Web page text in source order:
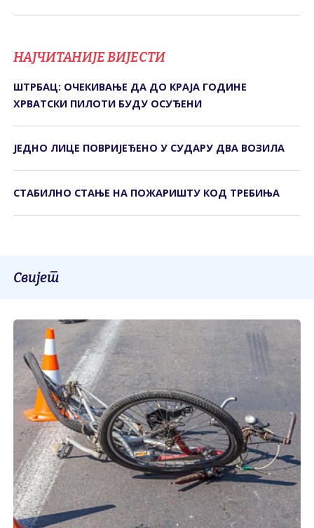
НАЈЧИТАНИЈЕ ВИЈЕСТИ
ШТРБАЦ: ОЧЕКИВАЊЕ ДА ДО КРАЈА ГОДИНЕ
ХРВАТСКИ ПИЛОТИ БУДУ ОСУЂЕНИ
ЈЕДНО ЛИЦЕ ПОВРИЈЕЂЕНО У СУДАРУ ДВА ВОЗИЛА
СТАБИЛНО СТАЊЕ НА ПОЖАРИШТУ КОД ТРЕБИЊА
Свијет